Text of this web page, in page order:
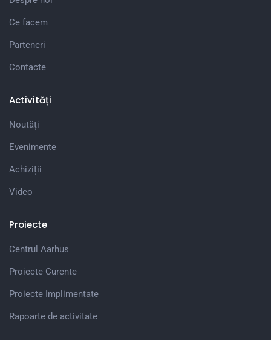
Ce facem
Parteneri
Contacte
Activități
Noutăți
Evenimente
Achiziții
Video
Proiecte
Centrul Aarhus
Proiecte Curente
Proiecte Implimentate
Rapoarte de activitate